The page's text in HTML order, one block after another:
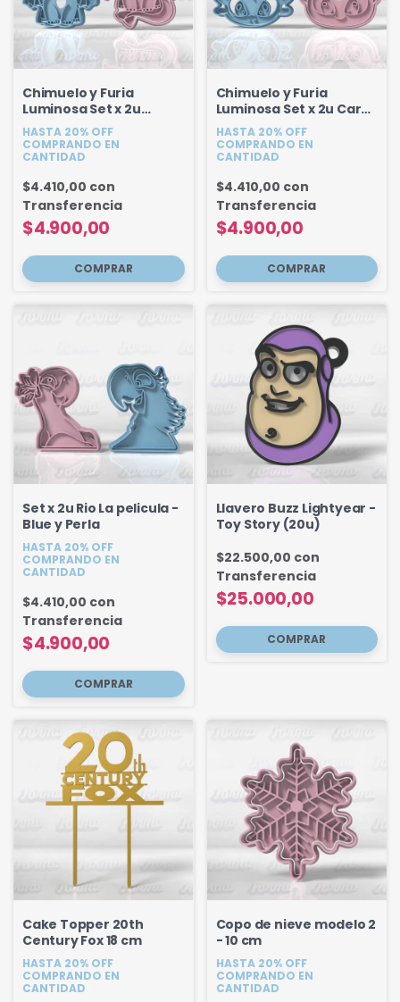
Chimuelo y Furia
Luminosa Set x 2u
Cuerpo Completo
HASTA 20% OFF
COMPRANDO EN
CANTIDAD
$4.900,00
$4.410,00 con
Transferencia
Chimuelo y Furia
Luminosa Set x 2u Caras
- Como entrenar a tu
dragón
HASTA 20% OFF
COMPRANDO EN
CANTIDAD
$4.900,00
$4.410,00 con
Transferencia
Set x 2u Rio La pelicula -
Blue y Perla
HASTA 20% OFF
COMPRANDO EN
CANTIDAD
$4.900,00
$4.410,00 con
Transferencia
Llavero Buzz Lightyear -
Toy Story (20u)
$25.000,00
$22.500,00 con
Transferencia
Cake Topper 20th
Century Fox 18 cm
HASTA 20% OFF
COMPRANDO EN
CANTIDAD
Copo de nieve modelo 2
- 10 cm
HASTA 20% OFF
COMPRANDO EN
CANTIDAD